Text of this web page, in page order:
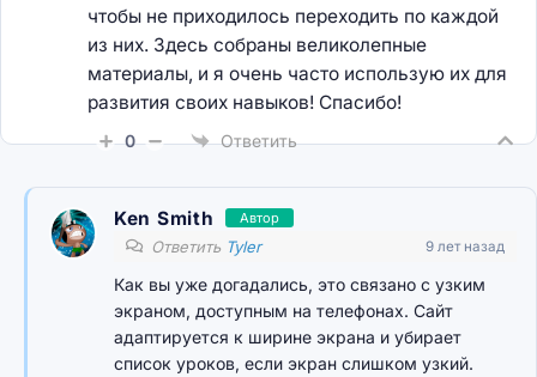
чтобы не приходилось переходить по каждой
из них. Здесь собраны великолепные
материалы, и я очень часто использую их для
развития своих навыков! Спасибо!
0 Ответить
Ken Smith Автор
Ответить Tyler 9 лет назад
Как вы уже догадались, это связано с узким
экраном, доступным на телефонах. Сайт
адаптируется к ширине экрана и убирает
список уроков, если экран слишком узкий.